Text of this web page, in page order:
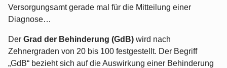
Versorgungsamt gerade mal für die Mitteilung einer
Diagnose…
Der Grad der Behinderung (GdB) wird nach
Zehnergraden von 20 bis 100 festgestellt. Der Begriff
„GdB“ bezieht sich auf die Auswirkung einer Behinderung